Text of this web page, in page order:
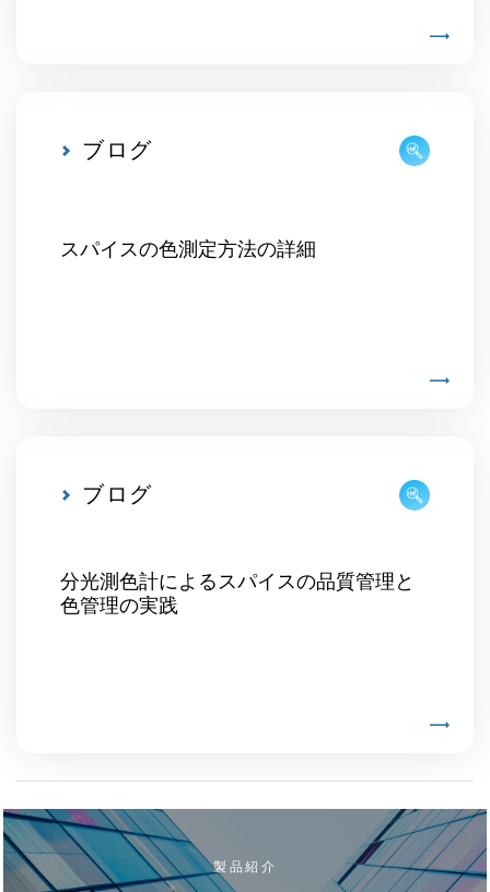
ブログ
スパイスの色測定方法の詳細
ブログ
分光測色計によるスパイスの品質管理と
色管理の実践
製品紹介